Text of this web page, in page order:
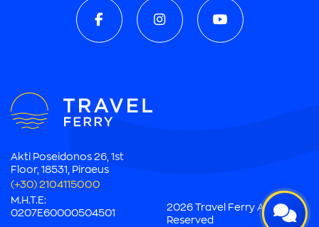
Akti Poseidonos 26, 1st
Floor, 18531, Piraeus
(+30) 2104115000
M.H.T.E:
0207E60000504501
2026 Travel Ferry All Rights
Reserved